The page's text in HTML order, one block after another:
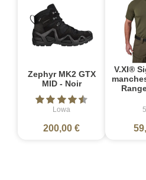
Zephyr MK2 GTX
MID - Noir
Lowa
200,00 €
V.XI®